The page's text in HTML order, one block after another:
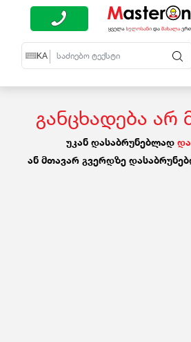
EN KA RU
განცხადება არ
უკან დასაბრუნებლად
ან მთავარ გვერდზე